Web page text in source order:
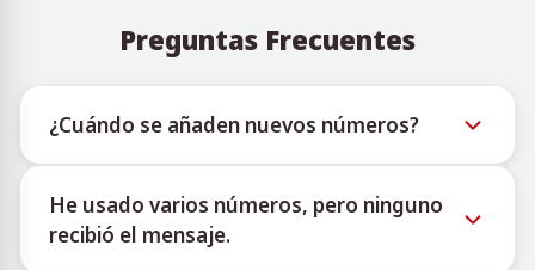
Preguntas Frecuentes
¿Cuándo se añaden nuevos números?
números virtuales puede consultarse a través del
bot oficial de Telegram @TigerSMSofficial_bot. Este
He usado varios números, pero ninguno
recibió el mensaje.